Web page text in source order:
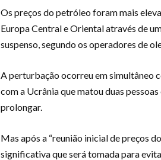
Os preços do petróleo foram mais
Europa Central e Oriental através de
suspenso, segundo os operadores de
A perturbação ocorreu em simultâneo
com a Ucrânia que matou duas
prolongar.
Mas após a “reunião inicial de preços
significativa que será tomada para